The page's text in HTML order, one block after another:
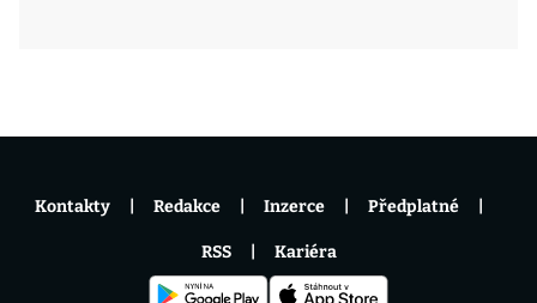
Kontakty Redakce Inzerce Předplatné
RSS Kariéra